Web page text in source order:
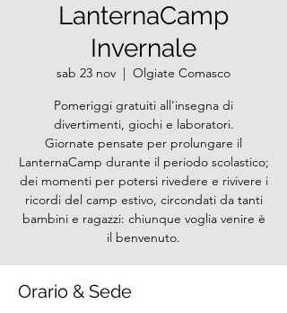
LanternaCamp
Invernale
sab 23 nov
  |
Olgiate Comasco
Pomeriggi gratuiti all'insegna di
divertimenti, giochi e laboratori.
Giornate pensate per prolungare il
LanternaCamp durante il periodo scolastico;
dei momenti per potersi rivedere e rivivere i
ricordi del camp estivo, circondati da tanti
bambini e ragazzi: chiunque voglia venire è
il benvenuto.
Orario & Sede